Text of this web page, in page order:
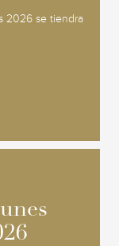
2026 se tiendra